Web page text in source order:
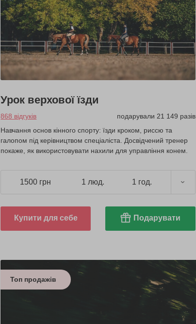
Урок верхової їзди
868 відгуків
подарували 21 149 разів
Навчання основ кінного спорту: їзди кроком, риссю та
галопом під керівництвом спеціаліста. Досвідчений тренер
покаже, як використовувати нахили для управління конем.
1500 грн 1 люд. 1 год.
Купити для себе Подарувати
Топ продажів